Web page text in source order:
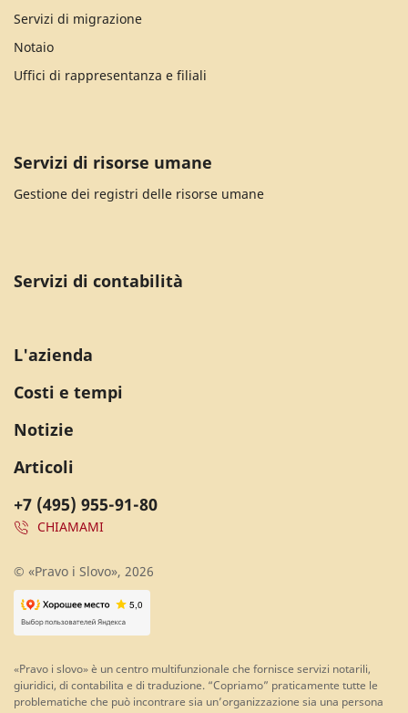
Servizi di migrazione
Notaio
Uffici di rappresentanza e filiali
Servizi di risorse umane
Gestione dei registri delle risorse umane
Servizi di contabilità
+7 (495) 955-91-80
CHIAMAMI
L'azienda
Costi e tempi
Notizie
Articoli
© «Pravo i Slovo», 2026
«Pravo i slovo» è un centro multifunzionale che fornisce servizi notarili,
giuridici, di contabilita e di traduzione. “Copriamo” praticamente tutte le
problematiche che può incontrare sia un’organizzazione sia una persona